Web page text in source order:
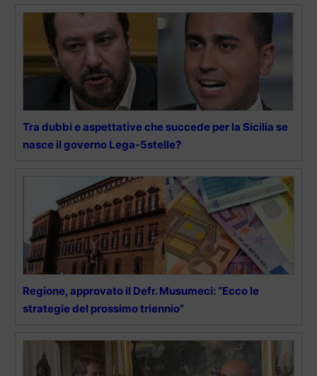
Tra dubbi e aspettative che succede per la Sicilia se
nasce il governo Lega-5stelle?
Regione, approvato il Defr. Musumeci: “Ecco le
strategie del prossimo triennio”